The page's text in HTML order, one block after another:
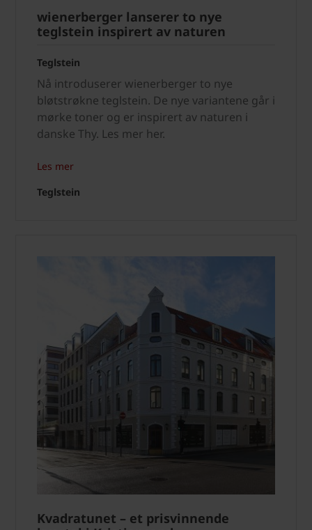
wienerberger lanserer to nye
teglstein inspirert av naturen
Teglstein
Nå introduserer wienerberger to nye
bløtstrøkne teglstein. De nye variantene går i
mørke toner og er inspirert av naturen i
danske Thy. Les mer her.
Les mer
Teglstein
Kvadratunet – et prisvinnende